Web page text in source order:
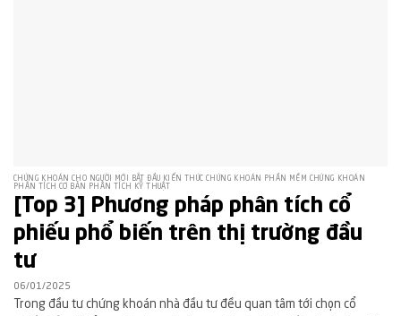
CHỨNG KHOÁN CHO NGƯỜI MỚI BẮT ĐẦU KIẾN THỨC CHỨNG KHOÁN PHẦN MỀM CHỨNG KHOÁN
PHÂN TÍCH CƠ BẢN PHÂN TÍCH KỸ THUẬT
[Top 3] Phương pháp phân tích cổ
phiếu phổ biến trên thị trường đầu
tư
06/01/2025
Trong đầu tư chứng khoán nhà đầu tư đều quan tâm tới chọn cổ